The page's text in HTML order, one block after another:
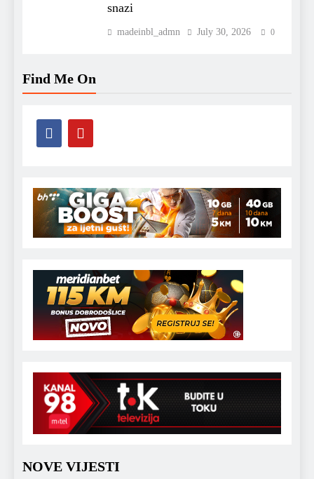
snazi
madeinbl_admn July 30, 2026 0
Find Me On
NOVE VIJESTI